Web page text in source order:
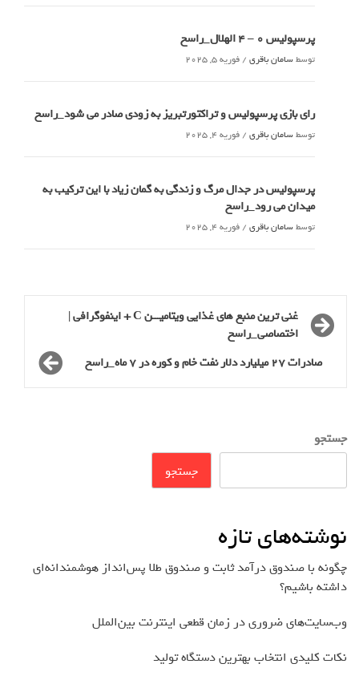
پرسپولیس 0 – ۴ الهلال_راسخ
توسطسامان باقری / فوریه 5, 2025
رای بازی پرسپولیس و تراکتورتبریز به زودی صادر می شود_راسخ
توسطسامان باقری / فوریه 4, 2025
پرسپولیس در جدال مرگ و زندگی به گمان زیاد با این ترکیب به
میدان می رود_راسخ
توسطسامان باقری / فوریه 4, 2025
غنی ترین منبع های غذایی ویتامیـــن C + اینفوگرافی |
اختصاصی_راسخ
صادرات 27 میلیارد دلار نفت خام و کوره در 7 ماه_راسخ
جستجو
جستجو
نوشته‌های تازه
چگونه با صندوق درآمد ثابت و صندوق طلا پس‌انداز هوشمندانه‌ای
داشته باشیم؟
وب‌سایت‌های ضروری در زمان قطعی اینترنت بین‌الملل
نکات کلیدی انتخاب بهترین دستگاه تولید